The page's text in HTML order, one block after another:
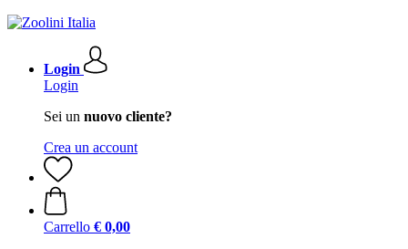
Login
Login
Sei un nuovo cliente?
Crea un account
Carrello € 0,00